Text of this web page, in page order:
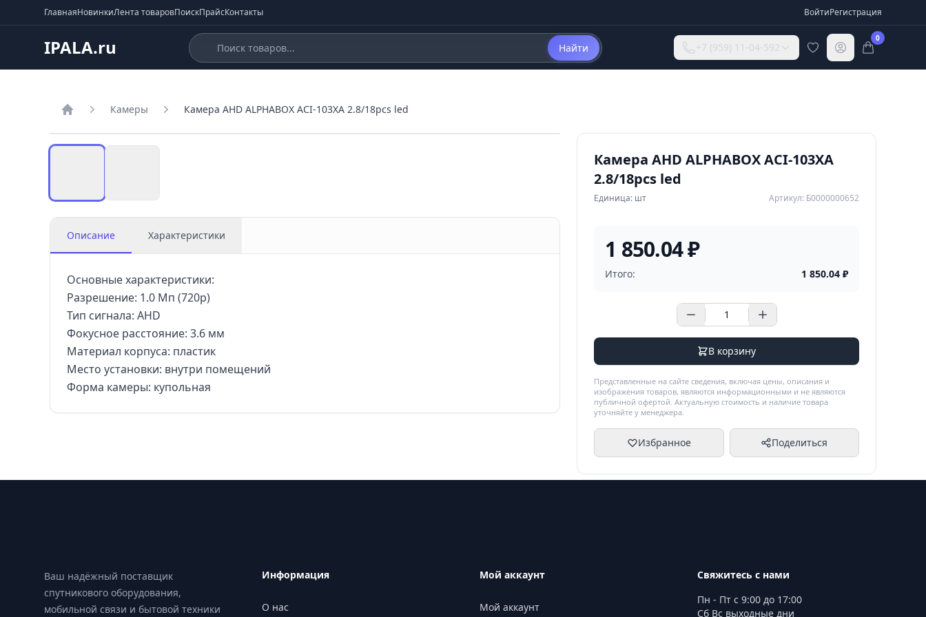
ГлавнаяНовинкиЛента товаровПоискПрайсКонтакты ВойтиРегистрация
IPALA.ru Найти +7 (959) 11-04-592
0
Камеры Камера AHD ALPHABOX ACI-103XA 2.8/18pcs led
Камера AHD ALPHABOX ACI-103XA
2.8/18pcs led
Единица: шт Артикул: Б0000000652
1 850.04 ₽
Итого: 1 850.04 ₽
В корзину
Представленные на сайте сведения, включая цены, описания и
изображения товаров, являются информационными и не являются
публичной офертой. Актуальную стоимость и наличие товара
уточняйте у менеджера.
Избранное Поделиться
Описание Характеристики
Основные характеристики:
Разрешение: 1.0 Мп (720p)
Тип сигнала: AHD
Фокусное расстояние: 3.6 мм
Материал корпуса: пластик
Место установки: внутри помещений
Форма камеры: купольная
Ваш надёжный поставщик
спутникового оборудования,
мобильной связи и бытовой техники
Информация
О нас
Мой аккаунт
Мой аккаунт
Свяжитесь с нами
Пн - Пт с 9:00 до 17:00
Сб Вс выходные дни